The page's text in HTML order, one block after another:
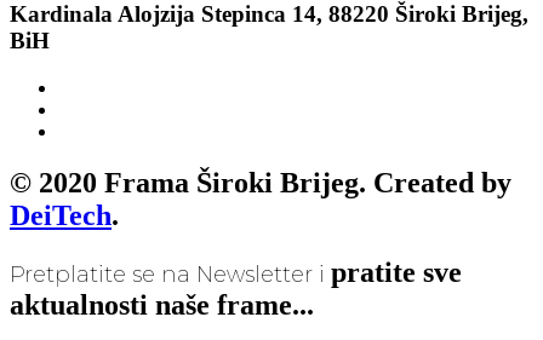
Kardinala Alojzija Stepinca 14, 88220 Široki Brijeg,
BiH
© 2020 Frama Široki Brijeg. Created by
DeiTech.
Pretplatite se na Newsletter i pratite sve
aktualnosti naše frame...